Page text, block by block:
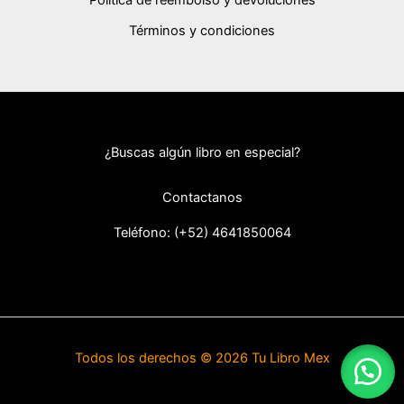
Términos y condiciones
¿Buscas algún libro en especial?
Contactanos
Teléfono: (+52) 4641850064
Todos los derechos © 2026 Tu Libro Mex